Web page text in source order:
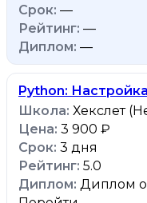
—
—
—
Python:
Хекслет
3 900 ₽
3 дня
5.0
Диплом о